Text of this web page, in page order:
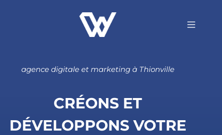
agence digitale et marketing à Thionville
CRÉONS ET
DÉVELOPPONS VOTRE